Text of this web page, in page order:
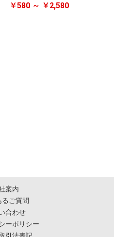
￥580 ～ ￥2,580
案内
るご質問
合わせ
ーポリシー
引法表記